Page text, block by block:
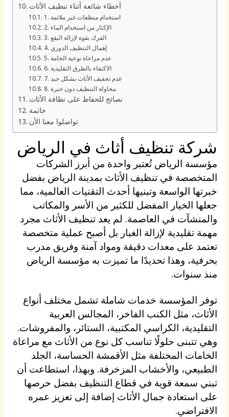
أخطاء شائعة أثناء تنظيف الأثاث
1. استخدام منظفات غير ملائمة
2. الإكثار من استخدام الماء
3. الفرك بقوة لإزالة البقع
4. إهمال التنظيف الدوري
5. عدم مراعاة نوعية الخامة
6. الاكتفاء بالطرق التقليدية
7. عدم تجفيف الأثاث بشكل جيد
8. محاولة التنظيف دون خبرة
تواصلوا معنا الأن
شركة تنظيف أثاث في الرياض
مؤسسة الرياض تُعتبر واحدة من أبرز الشركات
المتخصصة في تنظيف الأثاث بمدينة الرياض بفضل
خبرتها الواسعة وتبنيها أحدث التقنيات العالمية، مما
جعلها الخيار المفضل للكثير من الأسر والمكاتب
والمنشآت في العاصمة. لم يعد تنظيف الأثاث مجرد
مهمة تقليدية لإزالة الغبار بل أصبح عملية متخصصة
تعتمد على معدات دقيقة ومواد آمنة وفريق مدرب
بحرفية، وهذا تحديدًا ما تميزت به مؤسسة الرياض
منذ سنوات.
توفر المؤسسة خدمات شاملة تشمل مختلف أنواع
الأثاث، مثل الكنب الفاخر، المجالس العربية
التقليدية، الكراسي المكتبية، الستائر، والمفروشات.
وهي تتبنى حلولًا تناسب كل نوع من الأثاث مع مراعاة
الخامات المختلفة مثل الأقمشة الحساسة، الجلد
الطبيعي، والأخشاب المزخرفة. وبهذا، استطاعت أن
تبني سمعة قوية في قطاع التنظيف بفضل حرصها
على استعادة جمال الأثاث إضافة إلى تعزيز عمره
الافتراضي.